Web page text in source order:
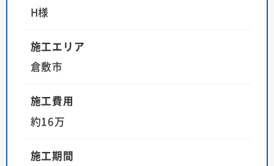
H様
施工エリア
倉敷市
施工費用
約16万
施工期間